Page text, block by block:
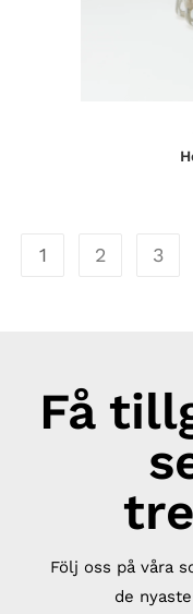
1 2 3
Få
Följ oss på våra
de